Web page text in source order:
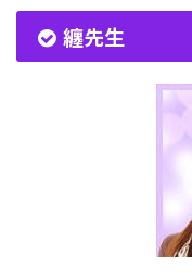
纏先生